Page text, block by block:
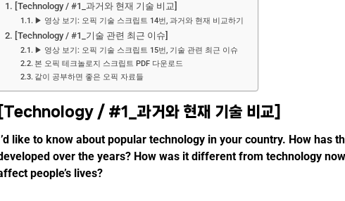
[Technology / #1_과거와 현재 기술 비교]
▶ 영상 보기: 오픽 기술 스크립트 14번, 과거와 현재 비교하기
[Technology / #1_기술 관련 최근 이슈]
▶ 영상 보기: 오픽 기술 스크립트 15번, 기술 관련 최근 이슈
본 오픽 테크놀로지 스크립트 PDF 다운로드
같이 공부하면 좋은 오픽 자료들
[Technology / #1_과거와 현재 기술 비교]
I’d like to know about popular technology in your country. How has
over the years? How was it different from technology
people’s lives?